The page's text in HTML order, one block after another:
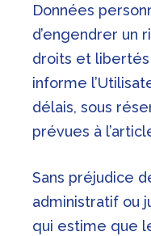
Données
d’engendrer un
droits et libertés
informe
délais, sous
prévues à
Sans préjudice
administratif ou
qui estime que